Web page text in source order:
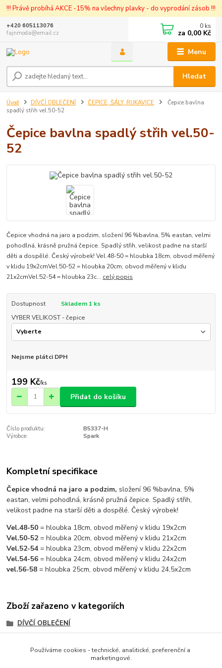
!!! Právě probíhá AKCE -15% na všechny plavky - do vyprodání zásob !!!
Menu
Hledat
+420 605113076
fajnmoda@email.cz
0 ks
za 0,00 Kč
Úvod DÍVČÍ OBLEČENÍ ČEPICE, ŠÁLY, RUKAVICE
Čepice bavlna
spadlý střih vel.50-52
Čepice bavlna spadlý střih vel.50-
52
Čepice vhodná na jaro a podzim, složení 96 %bavlna, 5% eastan, velmi
pohodlná, krásně pružná čepice. Spadlý střih, velikost padne na starší
děti a dospělé. Český výrobek! Vel.48-50 = hloubka 18cm, obvod měřený
v klidu 19x2cmVel.50-52 = hloubka 20cm, obvod měřený v klidu
21x2cmVel.52-54 = hloubka 23c... celý popis
Dostupnost
Skladem 1 ks
VYBER VELIKOST - čepice
Nejsme plátci DPH
199 Kč/ks
Přidat do košíku
Číslo produktu:
B5337-H
Výrobce:
Spark
Kompletní specifikace
Čepice vhodná na jaro a podzim, složení 96 %bavlna, 5%
eastan, velmi pohodlná, krásně pružná čepice. Spadlý střih,
velikost padne na starší děti a dospělé. Český výrobek!
Vel.48-50 = hloubka 18cm, obvod měřený v klidu 19x2cm
Vel.50-52 = hloubka 20cm, obvod měřený v klidu 21x2cm
Vel.52-54= hloubka 23cm, obvod měřený v klidu 22x2cm
Vel.54-56 = hloubka 24cm, obvod měřený v klidu 24x2cm
vel.56-58 = hloubka 25cm, obvod měřený v klidu 24,5x2cm
Zboží zařazeno v kategoriích
DÍVČÍ OBLEČENÍ
ČEPICE, ŠÁLY, RUKAVICE
Používáme cookies - technické, analitické, preferenční a
marketingové.